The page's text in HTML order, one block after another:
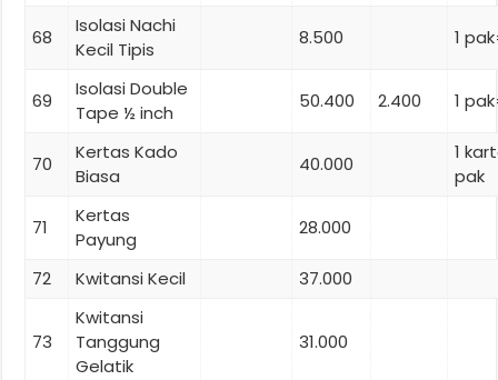
68
Isolasi Nachi
Kecil Tipis
8.500 1
69
Isolasi Double
Tape ½ inch
50.400 2.400 1
70
Kertas Kado
Biasa
40.000
1
pak
71
Kertas
Payung
28.000
72 Kwitansi Kecil 37.000
73
Kwitansi
Tanggung
Gelatik
31.000